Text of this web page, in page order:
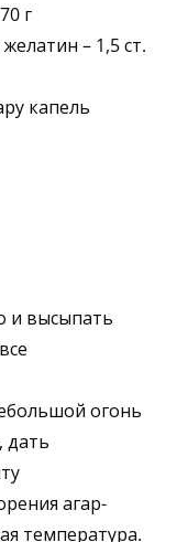
г
– 1,5 ст.
капель
и высыпать
огонь
дать
агар-
температура.